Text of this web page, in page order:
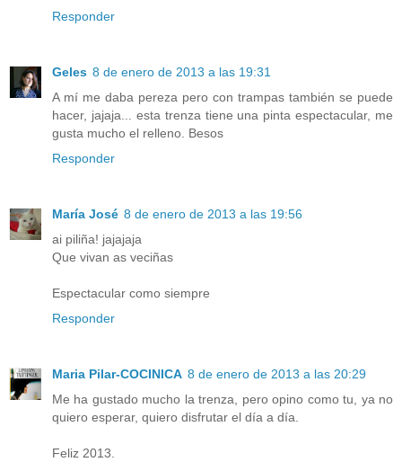
Responder
Geles 8 de enero de 2013 a las 19:31
A mí me daba pereza pero con trampas también se puede
hacer, jajaja... esta trenza tiene una pinta espectacular, me
gusta mucho el relleno. Besos
Responder
María José 8 de enero de 2013 a las 19:56
ai piliña! jajajaja
Que vivan as veciñas
Espectacular como siempre
Responder
Maria Pilar-COCINICA 8 de enero de 2013 a las 20:29
Me ha gustado mucho la trenza, pero opino como tu, ya no
quiero esperar, quiero disfrutar el día a día.
Feliz 2013.